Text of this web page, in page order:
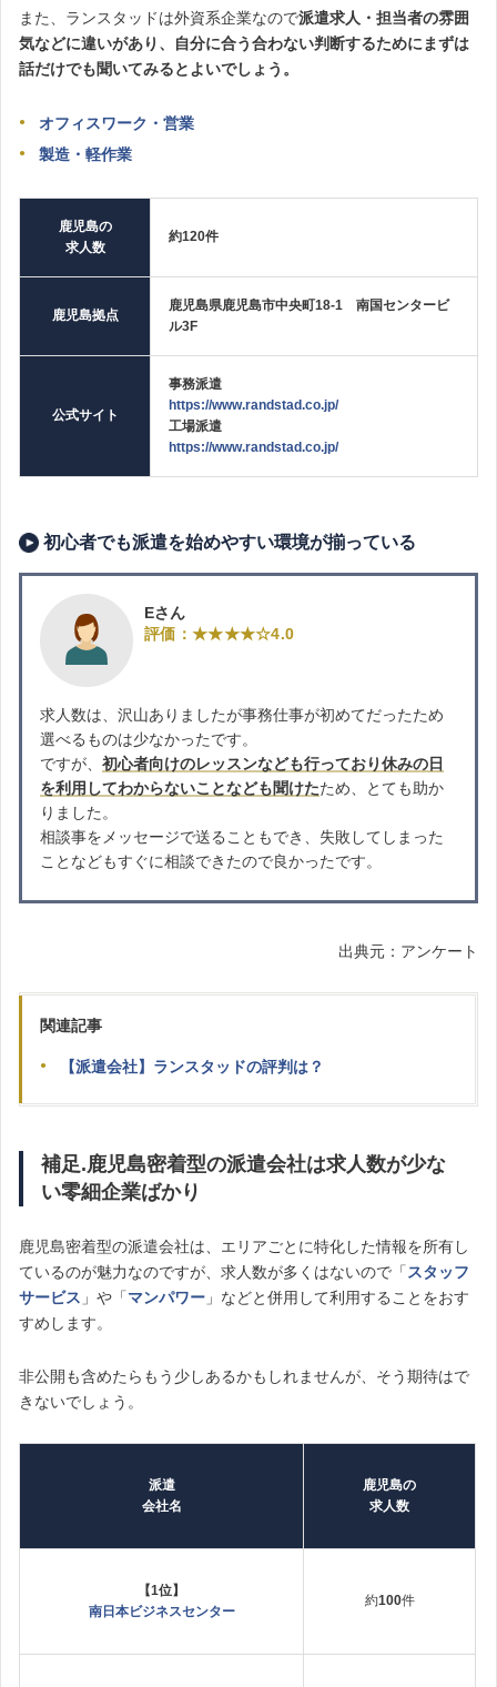
また、ランスタッドは外資系企業なので派遣求人・担当者の雰囲
気などに違いがあり、自分に合う合わない判断するためにまずは
話だけでも聞いてみるとよいでしょう。
オフィスワーク・営業
製造・軽作業
鹿児島の
求人数
約120件
鹿児島拠点
鹿児島県鹿児島市中央町18-1 南国センタービ
ル3F
公式サイト
事務派遣
https://www.randstad.co.jp/
工場派遣
https://www.randstad.co.jp/
初心者でも派遣を始めやすい環境が揃っている
Eさん
評価：★★★★☆4.0
求人数は、沢山ありましたが事務仕事が初めてだったため
選べるものは少なかったです。
ですが、 初心者向けのレッスンなども行っており休みの日
を利用してわからないことなども聞けたため、とても助か
りました。
相談事をメッセージで送ることもでき、失敗してしまった
ことなどもすぐに相談できたので良かったです。
出典元：アンケート
関連記事
【派遣会社】ランスタッドの評判は？
補足.鹿児島密着型の派遣会社は求人数が少な
い零細企業ばかり
鹿児島密着型の派遣会社は、エリアごとに特化した情報を所有し
ているのが魅力なのですが、求人数が多くはないので「 スタッフ
サービス 」や「マンパワー 」などと併用して利用することをおす
すめします。
非公開も含めたらもう少しあるかもしれませんが、そう期待はで
きないでしょう。
派遣
会社名
鹿児島の
求人数
【1位】
南日本ビジネスセンター
約100件